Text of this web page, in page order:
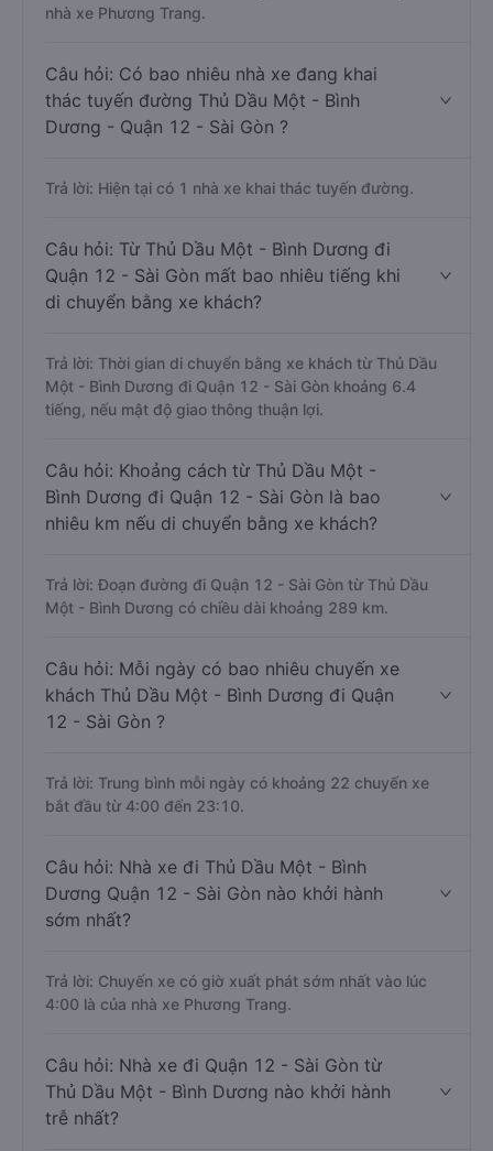
nhà xe Phương Trang.
Câu hỏi: Có bao nhiêu nhà xe đang khai
thác tuyến đường Thủ Dầu Một - Bình
Dương - Quận 12 - Sài Gòn ?
Trả lời: Hiện tại có 1 nhà xe khai thác tuyến đường.
Câu hỏi: Từ Thủ Dầu Một - Bình Dương đi
Quận 12 - Sài Gòn mất bao nhiêu tiếng khi
di chuyển bằng xe khách?
Trả lời: Thời gian di chuyển bằng xe khách từ Thủ Dầu
Một - Bình Dương đi Quận 12 - Sài Gòn khoảng 6.4
tiếng, nếu mật độ giao thông thuận lợi.
Câu hỏi: Khoảng cách từ Thủ Dầu Một -
Bình Dương đi Quận 12 - Sài Gòn là bao
nhiêu km nếu di chuyển bằng xe khách?
Trả lời: Đoạn đường đi Quận 12 - Sài Gòn từ Thủ Dầu
Một - Bình Dương có chiều dài khoảng 289 km.
Câu hỏi: Mỗi ngày có bao nhiêu chuyến xe
khách Thủ Dầu Một - Bình Dương đi Quận
12 - Sài Gòn ?
Trả lời: Trung bình mỗi ngày có khoảng 22 chuyến xe
bắt đầu từ 4:00 đến 23:10.
Câu hỏi: Nhà xe đi Thủ Dầu Một - Bình
Dương Quận 12 - Sài Gòn nào khởi hành
sớm nhất?
Trả lời: Chuyến xe có giờ xuất phát sớm nhất vào lúc
4:00 là của nhà xe Phương Trang.
Câu hỏi: Nhà xe đi Quận 12 - Sài Gòn từ
Thủ Dầu Một - Bình Dương nào khởi hành
trễ nhất?